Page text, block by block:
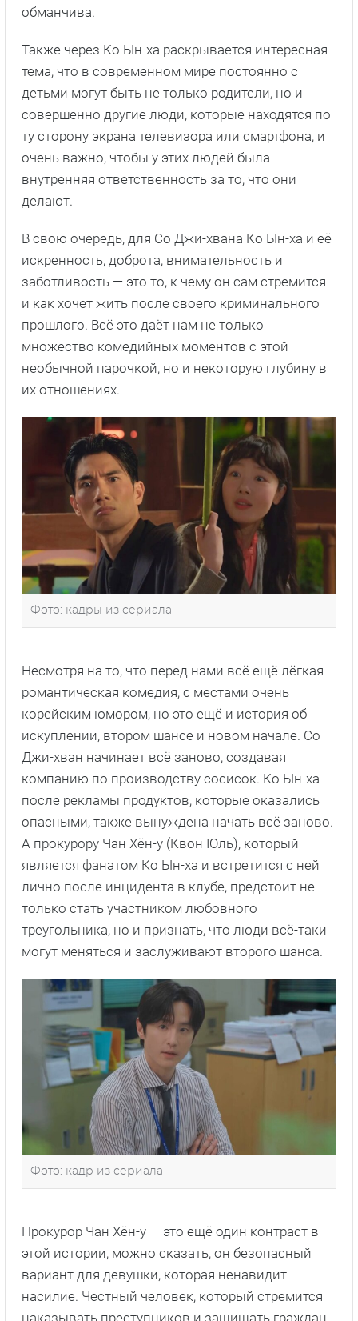
обманчива.
Также через Ко Ын-ха раскрывается интересная
тема, что в современном мире постоянно с
детьми могут быть не только родители, но и
совершенно другие люди, которые находятся по
ту сторону экрана телевизора или смартфона, и
очень важно, чтобы у этих людей была
внутренняя ответственность за то, что они
делают.
В свою очередь, для Со Джи-хвана Ко Ын-ха и её
искренность, доброта, внимательность и
заботливость — это то, к чему он сам стремится
и как хочет жить после своего криминального
прошлого. Всё это даёт нам не только
множество комедийных моментов с этой
необычной парочкой, но и некоторую глубину в
их отношениях.
Фото: кадры из сериала
Несмотря на то, что перед нами всё ещё лёгкая
романтическая комедия, с местами очень
корейским юмором, но это ещё и история об
искуплении, втором шансе и новом начале. Со
Джи-хван начинает всё заново, создавая
компанию по производству сосисок. Ко Ын-ха
после рекламы продуктов, которые оказались
опасными, также вынуждена начать всё заново.
А прокурору Чан Хён-у (Квон Юль), который
является фанатом Ко Ын-ха и встретится с ней
лично после инцидента в клубе, предстоит не
только стать участником любовного
треугольника, но и признать, что люди всё-таки
могут меняться и заслуживают второго шанса.
Фото: кадр из сериала
Прокурор Чан Хён-у — это ещё один контраст в
этой истории, можно сказать, он безопасный
вариант для девушки, которая ненавидит
насилие. Честный человек, который стремится